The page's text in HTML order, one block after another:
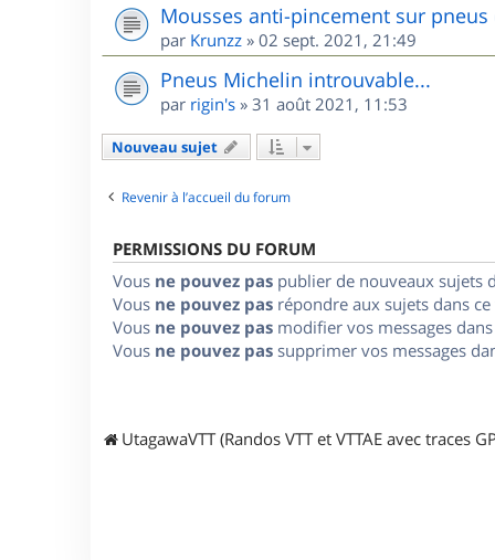
Mousses anti-pincement sur pneus
par Krunzz » 02 sept. 2021, 21:49
Pneus Michelin introuvable...
par rigin's » 31 août 2021, 11:53
Nouveau sujet
Revenir à l’accueil du forum
PERMISSIONS DU FORUM
Vous ne pouvez pas publier de nouveaux sujets
Vous ne pouvez pas répondre aux sujets dans
Vous ne pouvez pas modifier vos messages
Vous ne pouvez pas supprimer vos messages
UtagawaVTT (Randos VTT et VTTAE avec traces